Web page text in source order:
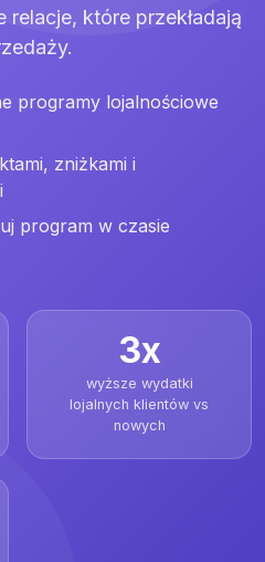
relacje, które przekładają
programy lojalnościowe
zniżkami i
program w czasie
3x
wyższe wydatki
lojalnych klientów vs
nowych